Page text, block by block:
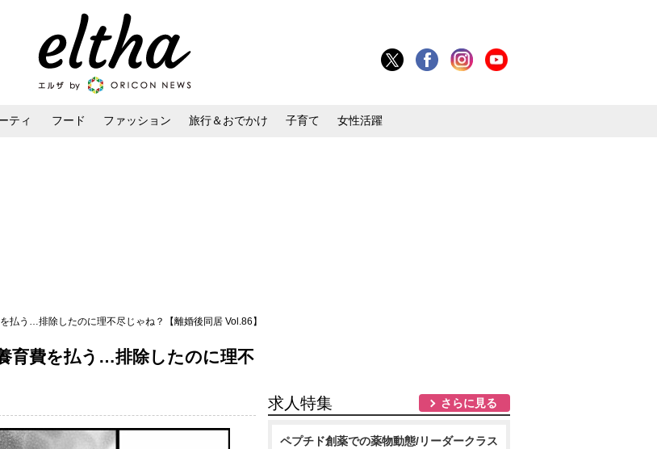
ティ フード ファッション 旅行＆おでかけ 子育て 女性活躍
払う…排除したのに理不尽じゃね？【離婚後同居 Vol.86】
育費を払う…排除したのに理不
求人特集 さらに見る
ペプチド創薬での薬物動態/リーダークラス